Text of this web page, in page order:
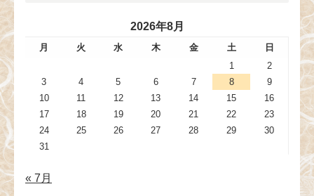
2026年8月
月 火 水 木 金 土
日
1
2
3
4 5 6 7 8
9
10
11 12 13 14 15
16
17
18 19 20 21 22
23
24
25 26 27 28 29
30
31
« 7月